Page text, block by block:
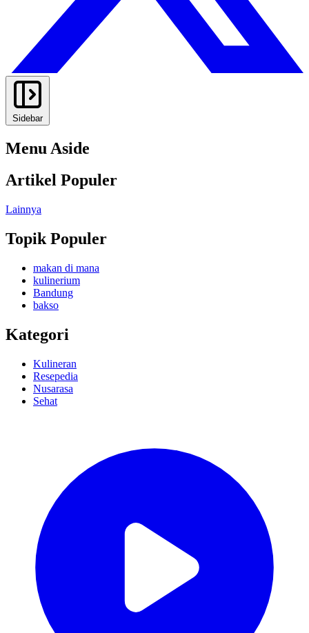
Sidebar
Menu Aside
Artikel Populer
Lainnya
Topik Populer
makan di mana
kulinerium
Bandung
bakso
Kategori
Kulineran
Resepedia
Nusarasa
Sehat